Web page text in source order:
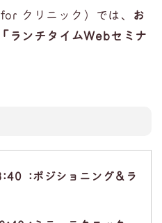
クリニック）では、 お
ランチタイムWebセミナ
:ポジショニング＆ラ